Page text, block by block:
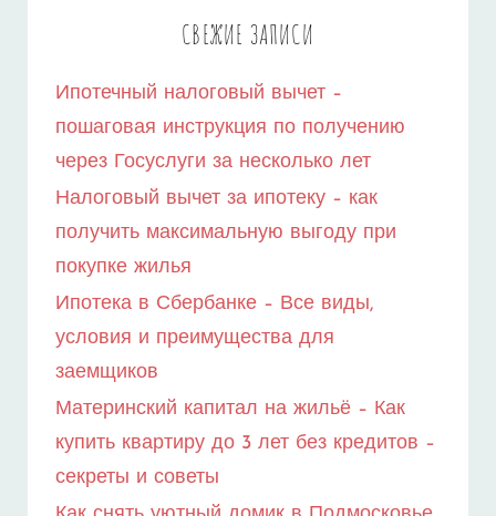
ПОКУПКА
В
2023
ГОДУ?
СВЕЖИЕ ЗАПИСИ
Ипотечный налоговый вычет –
пошаговая инструкция по получению
через Госуслуги за несколько лет
Налоговый вычет за ипотеку – как
получить максимальную выгоду при
покупке жилья
Ипотека в Сбербанке – Все виды,
условия и преимущества для
заемщиков
Материнский капитал на жильё – Как
купить квартиру до 3 лет без кредитов –
секреты и советы